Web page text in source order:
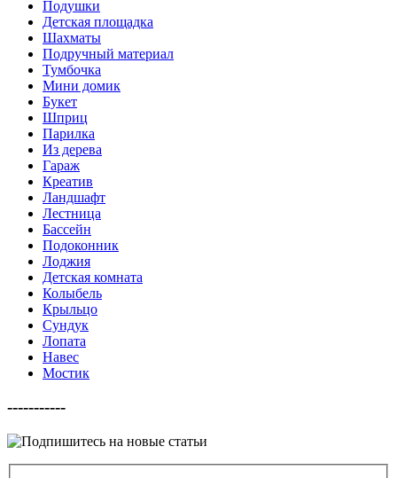
Подушки
Детская площадка
Шахматы
Подручный материал
Тумбочка
Мини домик
Букет
Шприц
Парилка
Из дерева
Гараж
Креатив
Ландшафт
Лестница
Бассейн
Подоконник
Лоджия
Детская комната
Колыбель
Крыльцо
Сундук
Лопата
Навес
Мостик
-----------